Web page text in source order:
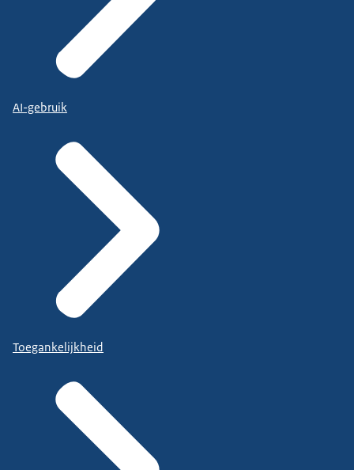
AI-gebruik
Toegankelijkheid